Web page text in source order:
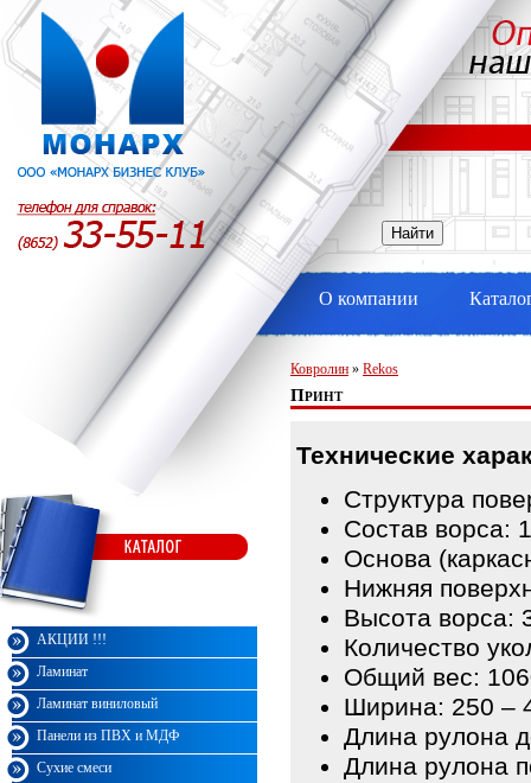
О компании
Ковролин » Rekos
Принт
Технические
Структура
Состав ворса:
Основа
Нижняя
Высота ворса:
Количество
Общий вес:
Ширина: 250 –
Длина рулона
Длина рулона п
Монарх
АКЦИИ !!!
Ламинат
Ламинат виниловый
Панели из ПВХ и МДФ
Сухие смеси